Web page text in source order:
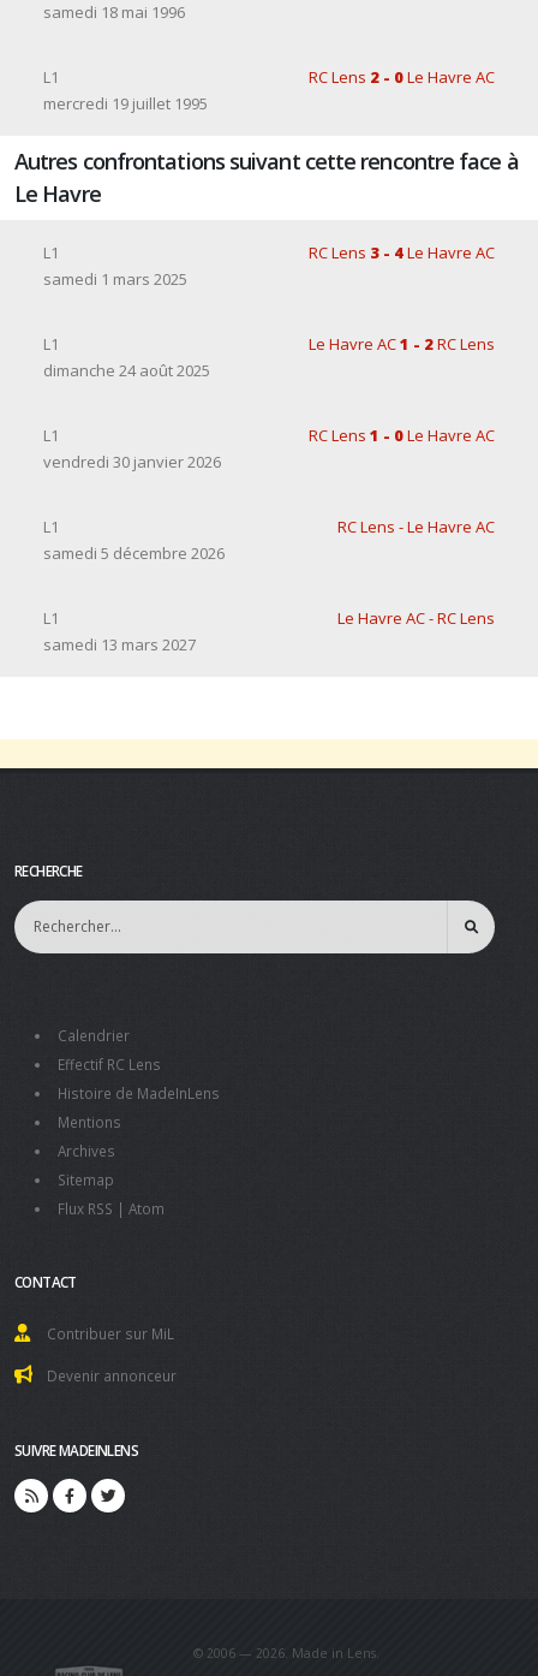
samedi 18 mai 1996
L1 RC Lens 2 - 0Le Havre AC
mercredi 19 juillet 1995
Autres confrontations suivant cette rencontre face à
Le Havre
L1 RC Lens 3 - 4Le Havre AC
samedi 1 mars 2025
L1 Le Havre AC1 - 2RC Lens
dimanche 24 août 2025
L1 RC Lens 1 - 0Le Havre AC
vendredi 30 janvier 2026
L1
RC Lens - Le Havre AC
samedi 5 décembre 2026
L1
Le Havre AC - RC Lens
samedi 13 mars 2027
RECHERCHE
Calendrier
Effectif RC Lens
Histoire de MadeInLens
Mentions
Archives
Sitemap
Flux RSS | Atom
CONTACT
Contribuer sur MiL
Devenir annonceur
SUIVRE MADEINLENS
© 2006 — 2026. Made in Lens.